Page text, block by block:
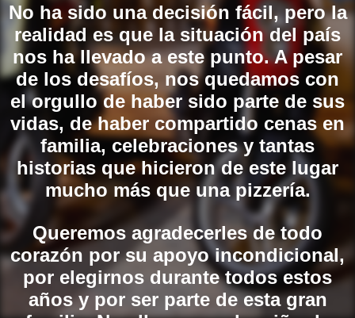
No ha sido una decisión fácil, pero la
realidad es que la situación del país
nos ha llevado a este punto. A pesar
de los desafíos, nos quedamos con
el orgullo de haber sido parte de sus
vidas, de haber compartido cenas en
familia, celebraciones y tantas
historias que hicieron de este lugar
mucho más que una pizzería.
Queremos agradecerles de todo
corazón por su apoyo incondicional,
por elegirnos durante todos estos
años y por ser parte de esta gran